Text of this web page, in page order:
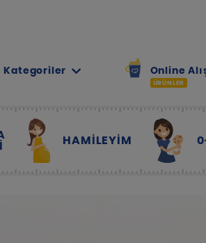
Kategoriler Online
ÜRÜNLER
HAMILEYIM